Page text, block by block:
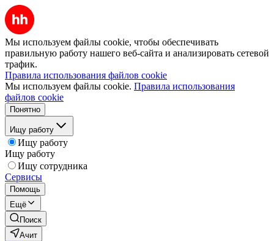
Мы используем файлы cookie, чтобы обеспечивать
правильную работу нашего веб-сайта и анализировать сетевой
трафик.
Правила использования файлов cookie
Мы используем файлы cookie. Правила использования
файлов cookie
Понятно
Ищу работу
Ищу работу
Ищу работу
Ищу сотрудника
Сервисы
Помощь
Ещё
Поиск
Ачит